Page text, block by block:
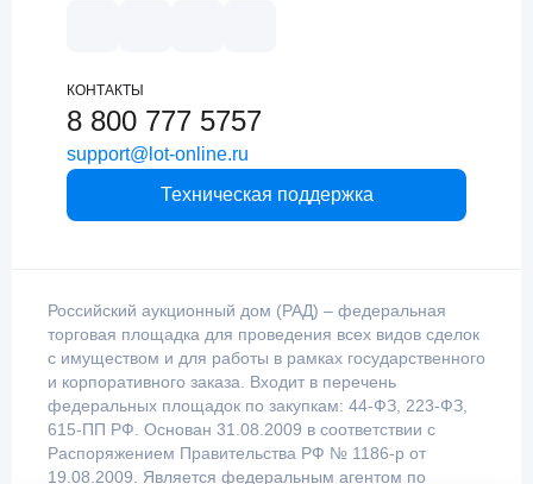
КОНТАКТЫ
8 800 777 5757
support@lot-online.ru
Техническая поддержка
Российский аукционный дом (РАД) – федеральная
торговая площадка для проведения всех видов сделок
с имуществом и для работы в рамках государственного
и корпоративного заказа. Входит в перечень
федеральных площадок по закупкам: 44-ФЗ, 223-ФЗ,
615-ПП РФ. Основан 31.08.2009 в соответствии с
Распоряжением Правительства РФ № 1186-р от
19.08.2009. Является федеральным агентом по